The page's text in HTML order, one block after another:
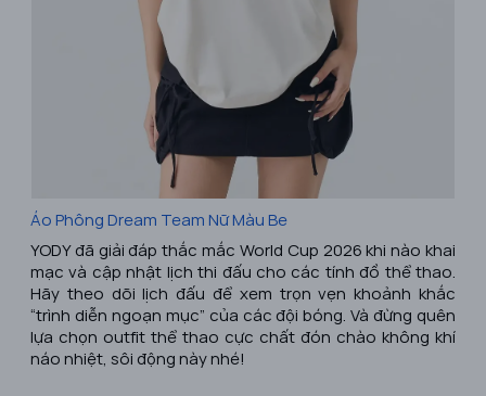
Áo Phông Dream Team Nữ Màu Be
YODY đã giải đáp thắc mắc World Cup 2026 khi nào khai
mạc và cập nhật lịch thi đấu cho các tính đồ thể thao.
Hãy theo dõi lịch đấu để xem trọn vẹn khoảnh khắc
“trình diễn ngoạn mục” của các đội bóng. Và đừng quên
lựa chọn outfit thể thao cực chất đón chào không khí
náo nhiệt, sôi động này nhé!